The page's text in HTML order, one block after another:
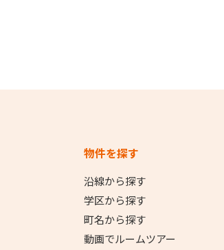
物件を探す
沿線から探す
学区から探す
町名から探す
動画でルームツアー